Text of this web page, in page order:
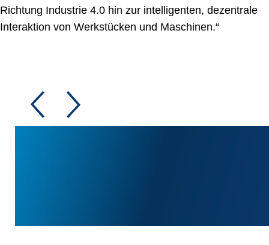
Richtung Industrie 4.0 hin zur intelligenten, dezentrale
Interaktion von Werkstücken und Maschinen.“